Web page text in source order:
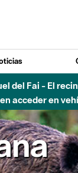
del Fai - El
acceder en